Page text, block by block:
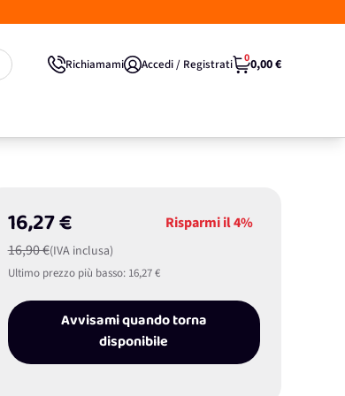
Richiamami Accedi / Registrati 00,00 €
16,27 €
16,90 €(IVA inclusa)
Risparmi il4%
Ultimo prezzo più basso: 16,27 €
Avvisami quando torna
disponibile